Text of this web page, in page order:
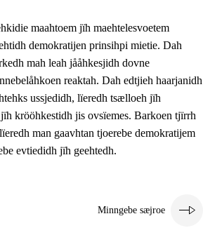
teemah
jïh jieledehaalveme
jïh meatanårrojevoete
evtiedimmie
maahtoem jïh maehtelesvoetem
demokratijen prinsihpi mietie. Dah
mah leah jååhkesjidh dovne
reaktah. Dah edtjieh haarjanidh
ussjedidh, lïeredh tsælloeh jïh
krööhkestidh jis ovsïemes. Barkoen tjïrrh
man gaavhtan tjoerebe demokratijem
evtiedidh jïh geehtedh.
Minngebe sæjroe